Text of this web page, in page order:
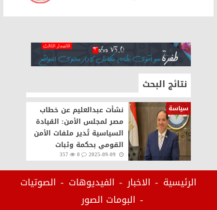
نتائج البحث
سياسة
نشأت عبدالعليم عن خطاب
مصر لمجلس الأمن: القيادة
السياسية تُدير ملفات الأمن
القومي بحكمة وثبات
0
357
الرئيسية الاخبار الفيديوهات
الصوتيات
البومات الصور